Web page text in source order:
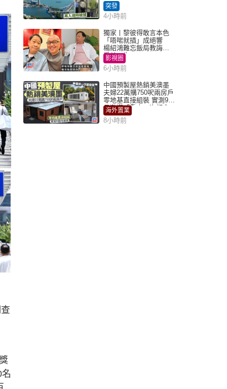
突發
4小時前
獨家丨黎彼得敢言本色
「唔啱就插」成絕響
楊紹鴻難忘飯局教誨：
受益一生
影視圈
6小時前
中國預製屋熱銷美澳墨
夫婦22萬購750呎兩房戶
零地基直接組裝 實測9個
月激讚「重來一次都會
買」
海外置業
8小時前